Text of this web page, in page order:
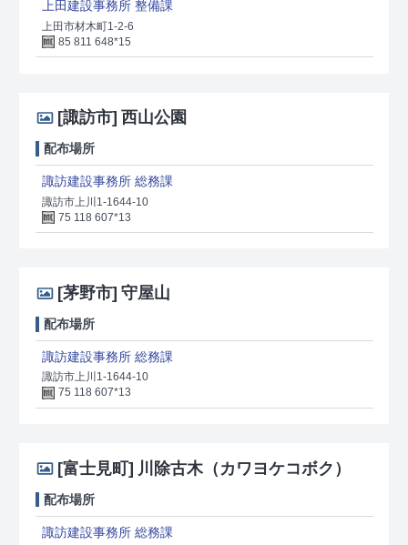
上田建設事務所 整備課
上田市材木町1-2-6
85 811 648*15
[諏訪市] 西山公園
配布場所
諏訪建設事務所 総務課
諏訪市上川1-1644-10
75 118 607*13
[茅野市] 守屋山
配布場所
諏訪建設事務所 総務課
諏訪市上川1-1644-10
75 118 607*13
[富士見町] 川除古木（カワヨケコボク）
配布場所
諏訪建設事務所 総務課